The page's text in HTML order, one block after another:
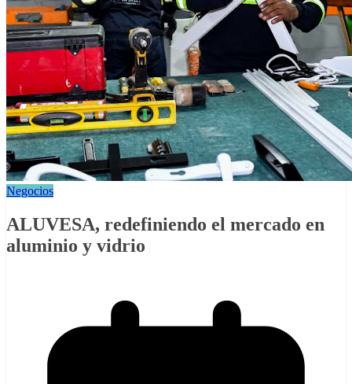
Negocios
ALUVESA, redefiniendo el mercado en
aluminio y vidrio